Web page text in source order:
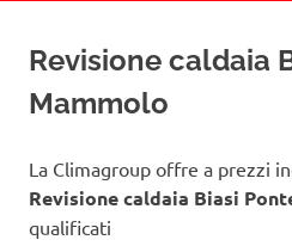
Roma
Revisione caldaia
Mammolo
La Climagroup offre a prezzi
Revisione caldaia Biasi
qualificati